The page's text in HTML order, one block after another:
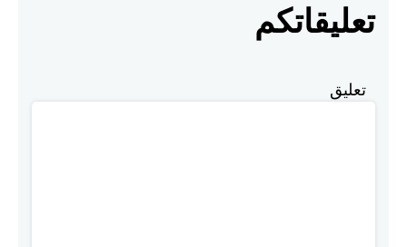
تعليقاتكم
تعليق